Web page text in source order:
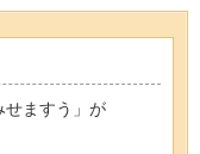
せますう」が